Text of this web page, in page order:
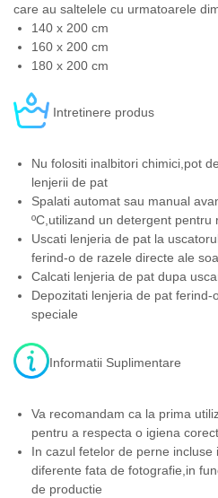
care au saltelele cu urmatoarele
140 x 200 cm
160 x 200 cm
180 x 200 cm
Intretinere produs
Nu folositi inalbitori chimici,pot
lenjerii de pat
Spalati automat sau manual
ºC,utilizand un detergent pentru
Uscati lenjeria de pat la
ferind-o de razele directe ale
Calcati lenjeria de pat dupa
Depozitati lenjeria de pat
speciale
Informatii Suplimentare
Va recomandam ca la prima
pentru a respecta o igiena
In cazul fetelor de perne
diferente fata de fotografie,in
de productie